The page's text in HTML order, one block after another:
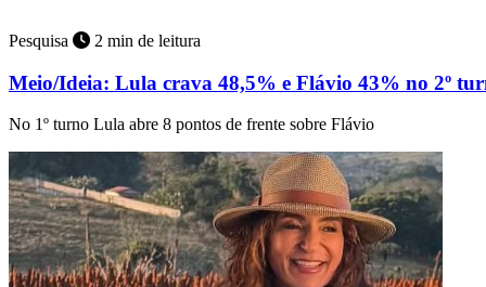
Pesquisa 2 min de leitura
Meio/Ideia: Lula crava 48,5% e Flávio 43% no 2º
No 1º turno Lula abre 8 pontos de frente sobre Flávio